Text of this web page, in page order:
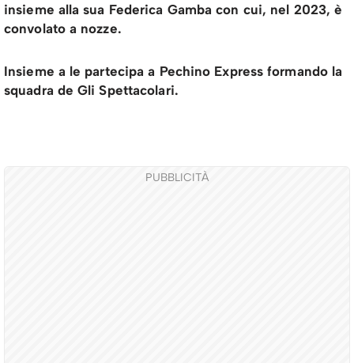
insieme alla sua Federica Gamba con cui, nel 2023, è
convolato a nozze.
Insieme a le partecipa a Pechino Express formando la
squadra de Gli Spettacolari.
PUBBLICITÀ